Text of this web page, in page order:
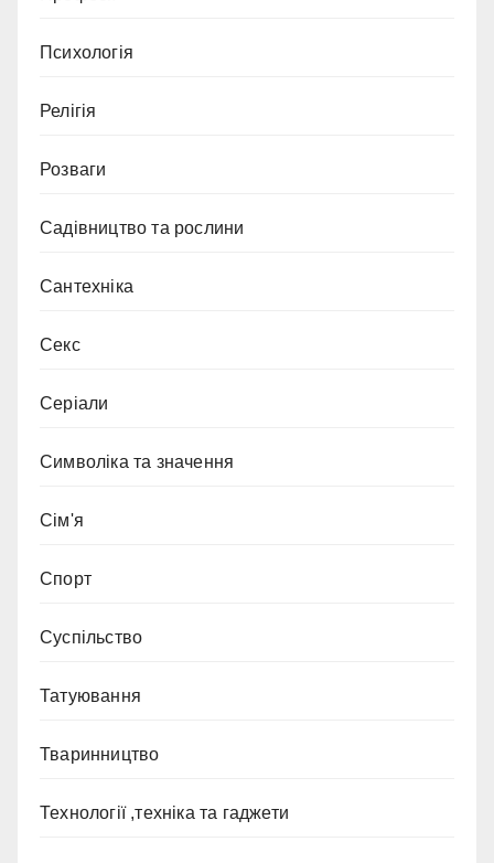
Психологія
Релігія
Розваги
Садівництво та рослини
Сантехніка
Секс
Серіали
Символіка та значення
Сім'я
Спорт
Суспільство
Татуювання
Тваринництво
Технології ,техніка та гаджети